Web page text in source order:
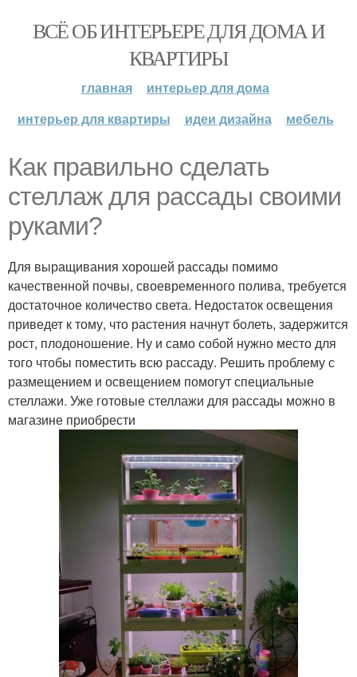
ВСЁ ОБ ИНТЕРЬЕРЕ ДЛЯ ДОМА И
КВАРТИРЫ
главная
интерьер для дома
интерьер для квартиры
идеи дизайна мебель
Как правильно сделать
стеллаж для рассады своими
руками?
Для выращивания хорошей рассады помимо
качественной почвы, своевременного полива, требуется
достаточное количество света. Недостаток освещения
приведет к тому, что растения начнут болеть, задержится
рост, плодоношение. Ну и само собой нужно место для
того чтобы поместить всю рассаду. Решить проблему с
размещением и освещением помогут специальные
стеллажи. Уже готовые стеллажи для рассады можно в
магазине приобрести